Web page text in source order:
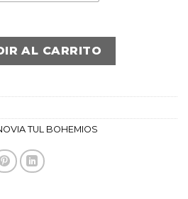
cantidad
AL CARRITO
TUL BOHEMIOS